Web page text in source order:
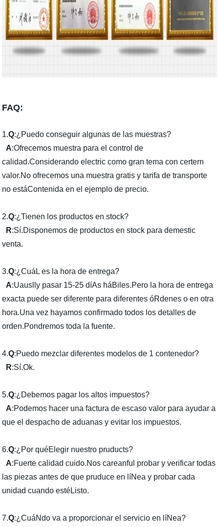
FAQ:
1.Q:¿Puedo conseguir algunas de las muestras?
A:Ofrecemos muestra para el control de
calidad.Considerando electric como gran tema con certern
valor.No ofrecemos una muestra gratis y tarifa de transporte
no estáContenida en el ejemplo de precio.
2.Q:¿Tienen los productos en stock?
R:Sí.Disponemos de productos en stock para demestic
venta.
3.Q:¿CuáL es la hora de entrega?
A:Uauslly pasar 15-25 díAs háBiles.Pero la hora de entrega
exacta puede ser diferente para diferentes óRdenes o en otra
hora.Una vez hayamos confirmado todos los detalles de
orden.Pondremos toda la fuente.
4.Q:Puedo mezclar diferentes modelos de 1 contenedor?
R:Sí.Ok.
5.Q:¿Debemos pagar los altos impuestos?
A:Podemos hacer una factura de escaso valor para ayudar a
que el despacho de aduanas y evitar los impuestos.
6.Q:¿Por quéElegir nuestro pruducts?
A:Fuerte calidad cuido.Nos careanful probar y verificar todas
las piezas antes de que pruduce en líNea y probar cada
unidad cuando estéListo.
7.Q:¿CuáNdo va a proporcionar el servicio en líNea?